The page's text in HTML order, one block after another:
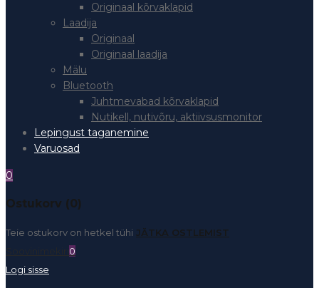
Originaal kõrvaklapid
Laadija
Originaal
Originaal laadija
Mälu
Bluetooth
Juhtmevabad kõrvaklapid
Nutikell, nutivõru, aktiivsusmonitor
Lepingust taganemine
Varuosad
0
Ostukorv (0)
Teie ostukorv on hetkel tühi JÄTKA OSTLEMIST
0
Logi sisse